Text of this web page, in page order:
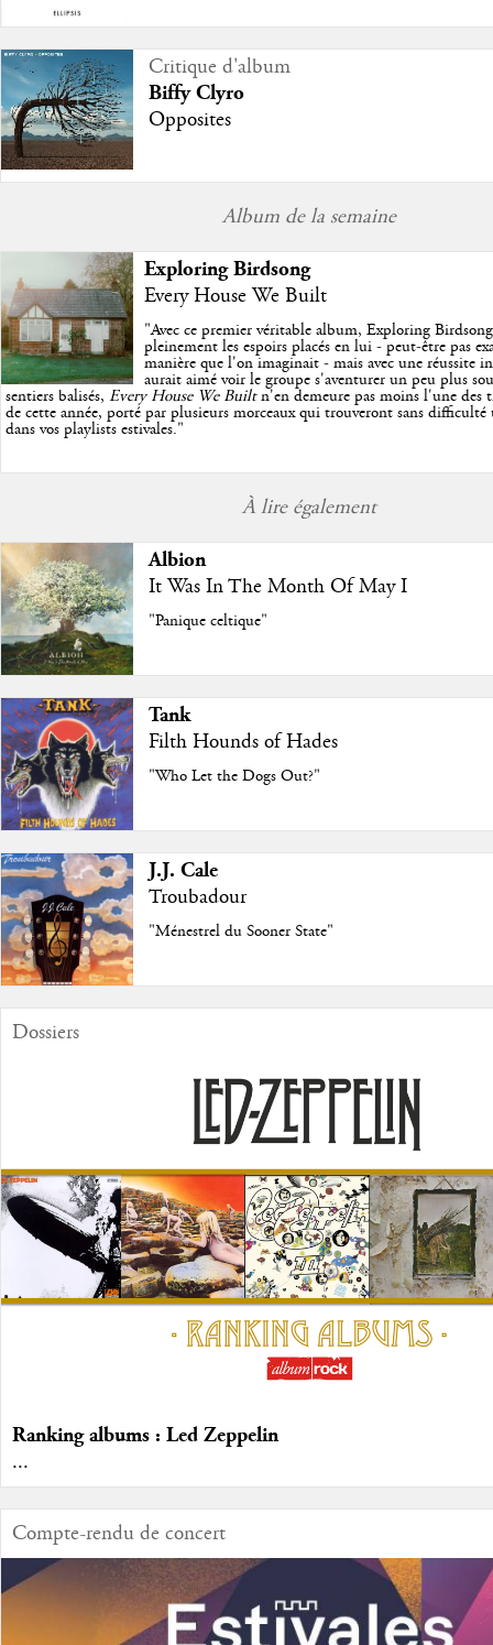
Critique d'album
Biffy Clyro
Opposites
Album de la semaine
Exploring Birdsong
Every House We Built
"Avec ce premier véritable album, Exploring
pleinement les espoirs placés en lui - peut-être pas
manière que l'on imaginait - mais avec une réussite
aurait aimé voir le groupe s'aventurer un peu plus
sentiers balisés, Every House We Builtn'en demeure pas moins l'une des
de cette année, porté par plusieurs morceaux qui trouveront sans difficulté
dans vos playlists estivales."
À lire également
Albion
It Was In The Month Of May I
"Panique celtique"
Tank
Filth Hounds of Hades
"Who Let the Dogs Out?"
J.J. Cale
Troubadour
"Ménestrel du Sooner State"
Dossiers
Ranking albums : Led Zeppelin
...
Compte-rendu de concert